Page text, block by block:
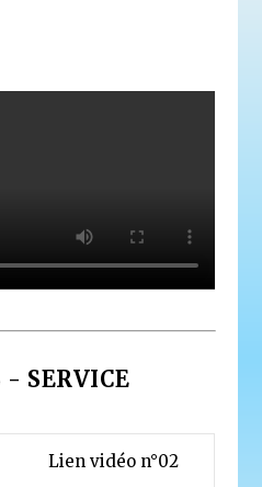
SERVICE
Lien vidéo n°02